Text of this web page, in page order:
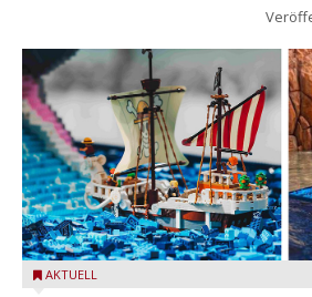
Laboon aus ONE PIECE als LEGO-
AKTUELL